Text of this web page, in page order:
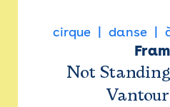
cirque danse
Not